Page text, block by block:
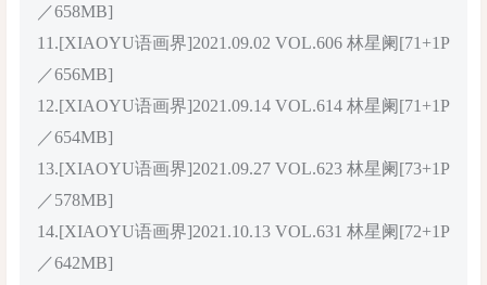
／658MB]
11.[XIAOYU语画界]2021.09.02 VOL.606 林星阑[71+1P
／656MB]
12.[XIAOYU语画界]2021.09.14 VOL.614 林星阑[71+1P
／654MB]
13.[XIAOYU语画界]2021.09.27 VOL.623 林星阑[73+1P
／578MB]
14.[XIAOYU语画界]2021.10.13 VOL.631 林星阑[72+1P
／642MB]